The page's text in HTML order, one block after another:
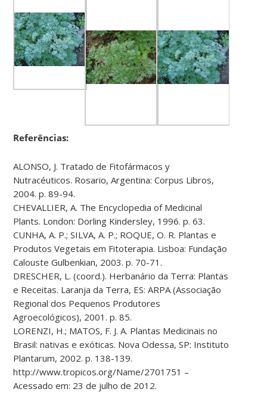
Referências:
ALONSO, J. Tratado de Fitofármacos y
Nutracéuticos. Rosario, Argentina: Corpus Libros,
2004. p. 89-94.
CHEVALLIER, A. The Encyclopedia of Medicinal
Plants. London: Dorling Kindersley, 1996. p. 63.
CUNHA, A. P.; SILVA, A. P.; ROQUE, O. R. Plantas e
Produtos Vegetais em Fitoterapia. Lisboa: Fundação
Calouste Gulbenkian, 2003. p. 70-71.
DRESCHER, L. (coord.). Herbanário da Terra: Plantas
e Receitas. Laranja da Terra, ES: ARPA (Associação
Regional dos Pequenos Produtores
Agroecológicos), 2001. p. 85.
LORENZI, H.; MATOS, F. J. A. Plantas Medicinais no
Brasil: nativas e exóticas. Nova Odessa, SP: Instituto
Plantarum, 2002. p. 138-139.
http://www.tropicos.org/Name/2701751 –
Acessado em: 23 de julho de 2012.